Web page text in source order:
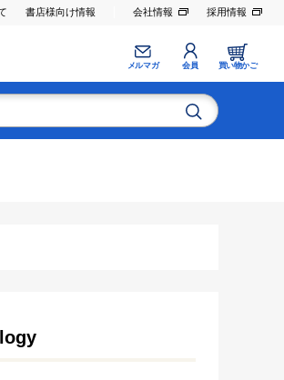
書店様向け情報 会社情報 採用情報
メルマガ 会員 買い物かご